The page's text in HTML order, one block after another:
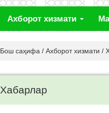
Ахборот хизмати
Бош саҳифа / Ахборот хизмати /
Хабарлар